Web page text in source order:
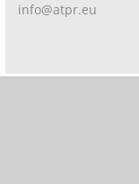
info@atpr.eu